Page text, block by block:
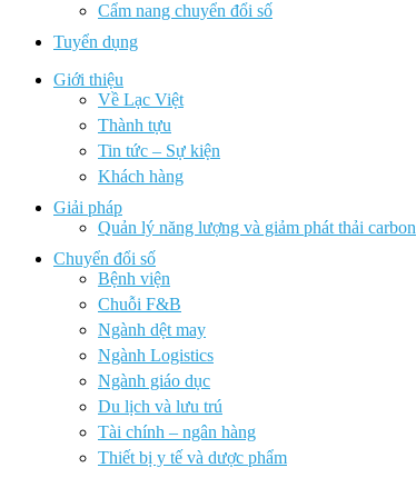
Cẩm nang chuyển đổi số
Tuyển dụng
Giới thiệu
Về Lạc Việt
Thành tựu
Tin tức – Sự kiện
Khách hàng
Giải pháp
Quản lý năng lượng và giảm phát thải carbon
Chuyển đổi số
Bệnh viện
Chuỗi F&B
Ngành dệt may
Ngành Logistics
Ngành giáo dục
Du lịch và lưu trú
Tài chính – ngân hàng
Thiết bị y tế và dược phẩm